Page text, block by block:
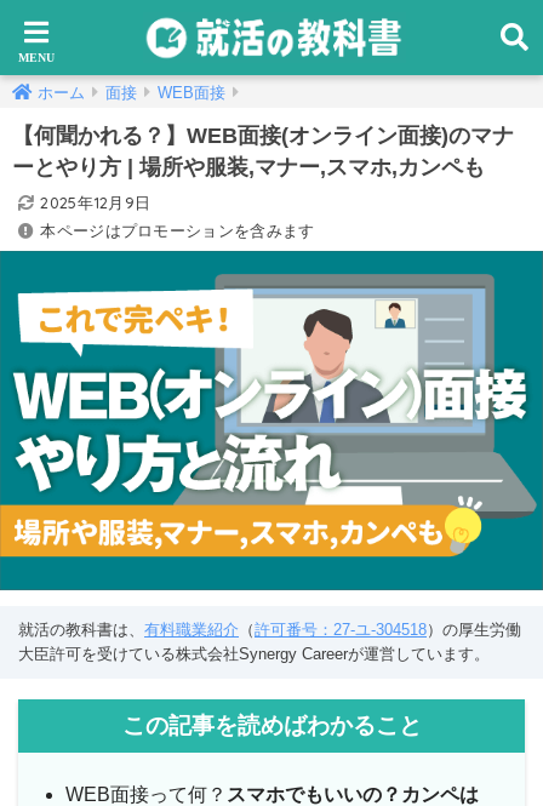
ホーム 面接 WEB面接
【何聞かれる？】WEB面接(オンライン面接)のマナ
ーとやり方 | 場所や服装,マナー,スマホ,カンペも
2025年12月9日
本ページはプロモーションを含みます
就活の教科書は、 有料職業紹介 （許可番号：27-ユ-304518）の厚生労働
大臣許可を受けている株式会社Synergy Careerが運営しています。
この記事を読めばわかること
WEB面接って何？ スマホでもいいの？カンペは